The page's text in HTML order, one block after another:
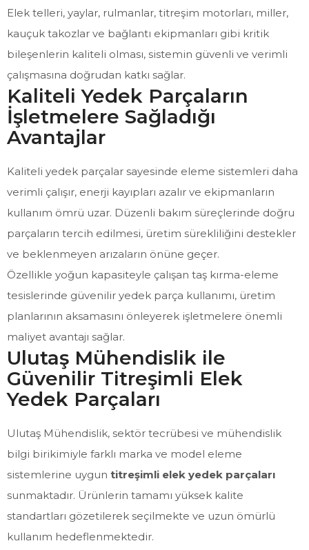
Elek telleri, yaylar, rulmanlar, titreşim motorları, miller,
kauçuk takozlar ve bağlantı ekipmanları gibi kritik
bileşenlerin kaliteli olması, sistemin güvenli ve verimli
çalışmasına doğrudan katkı sağlar.
Kaliteli Yedek Parçaların
İşletmelere Sağladığı
Avantajlar
Kaliteli yedek parçalar sayesinde eleme sistemleri daha
verimli çalışır, enerji kayıpları azalır ve ekipmanların
kullanım ömrü uzar. Düzenli bakım süreçlerinde doğru
parçaların tercih edilmesi, üretim sürekliliğini destekler
ve beklenmeyen arızaların önüne geçer.
Özellikle yoğun kapasiteyle çalışan taş kırma-eleme
tesislerinde güvenilir yedek parça kullanımı, üretim
planlarının aksamasını önleyerek işletmelere önemli
maliyet avantajı sağlar.
Ulutaş Mühendislik ile
Güvenilir Titreşimli Elek
Yedek Parçaları
Ulutaş Mühendislik, sektör tecrübesi ve mühendislik
bilgi birikimiyle farklı marka ve model eleme
sistemlerine uygun titreşimli elek yedek parçaları
sunmaktadır. Ürünlerin tamamı yüksek kalite
standartları gözetilerek seçilmekte ve uzun ömürlü
kullanım hedeflenmektedir.